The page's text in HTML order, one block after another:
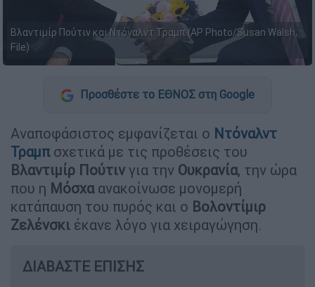
Βλαντιμίρ Πούτιν και Ντόναλντ Τραμπ (AP Photo/Susan Walsh,
File)
Προσθέστε το ΕΘΝΟΣ στη Google
Αναποφάσιστος εμφανίζεται ο Ντόναλντ
Τραμπσχετικά με τις προθέσεις του
Βλαντιμίρ Πούτιν για την Ουκρανία, την ώρα
που η Μόσχαανακοίνωσε μονομερή
κατάπαυση του πυρός και ο Βολοντίμιρ
Ζελένσκι έκανε λόγο για χειραγώγηση.
ΔΙΑΒΑΣΤΕ ΕΠΙΣΗΣ